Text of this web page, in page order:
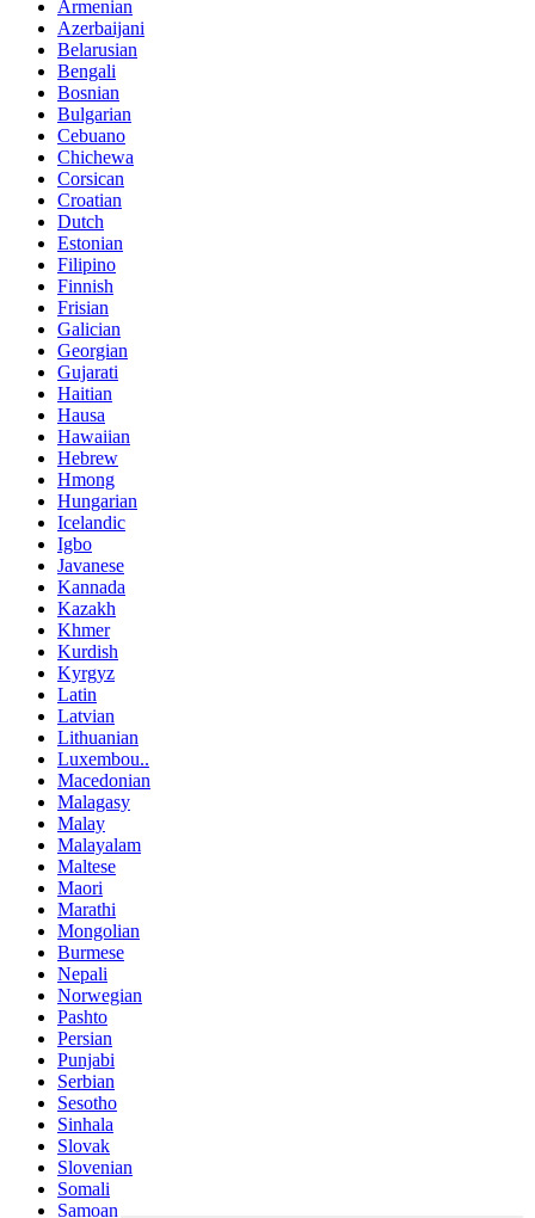
Armenian
Azerbaijani
Belarusian
Bengali
Bosnian
Bulgarian
Cebuano
Chichewa
Corsican
Croatian
Dutch
Estonian
Filipino
Finnish
Frisian
Galician
Georgian
Gujarati
Haitian
Hausa
Hawaiian
Hebrew
Hmong
Hungarian
Icelandic
Igbo
Javanese
Kannada
Kazakh
Khmer
Kurdish
Kyrgyz
Latin
Latvian
Lithuanian
Luxembou..
Macedonian
Malagasy
Malay
Malayalam
Maltese
Maori
Marathi
Mongolian
Burmese
Nepali
Norwegian
Pashto
Persian
Punjabi
Serbian
Sesotho
Sinhala
Slovak
Slovenian
Somali
Samoan